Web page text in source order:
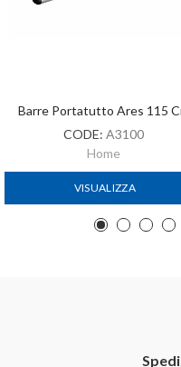
Barre Portatutto Ares 115
CODE: A3100
Home
VISUALIZZA